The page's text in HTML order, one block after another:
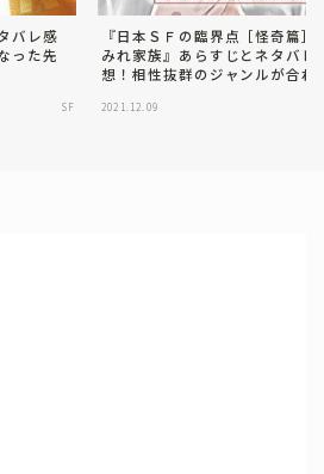
バレ感
った先
SF
『日本ＳＦの臨界点［怪奇篇］
みれ家族』あらすじとネタバレ
想！相性抜群のジャンルが合わ
2021.12.09